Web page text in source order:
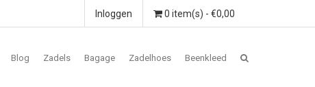
0 item(s) - €0,00
Inloggen
Blog Zadels Bagage Zadelhoes Beenkleed